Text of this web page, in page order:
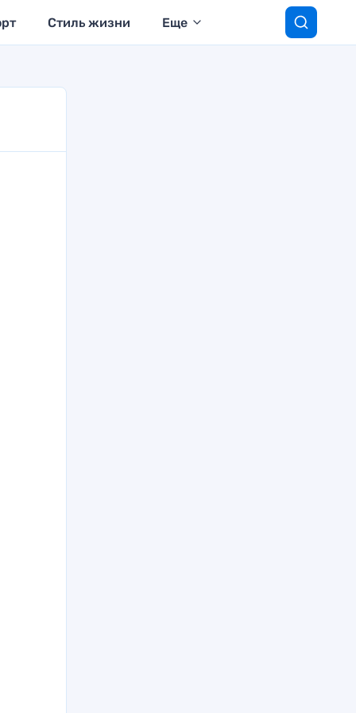
Стиль жизни Еще